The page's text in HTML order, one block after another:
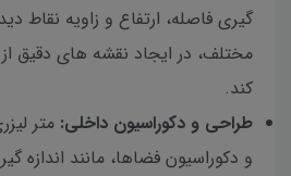
گیری فاصله، ارتفاع و زاویه نقاط
مختلف، در ایجاد نقشه های دقیق
کند.
طراحی و دکوراسیون داخلی: متر
و دکوراسیون فضاها، مانند اندازه